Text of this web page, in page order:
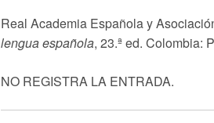
Real Academia Española y
lengua española, 23.ª ed. Colombia:
NO REGISTRA LA ENTRADA.